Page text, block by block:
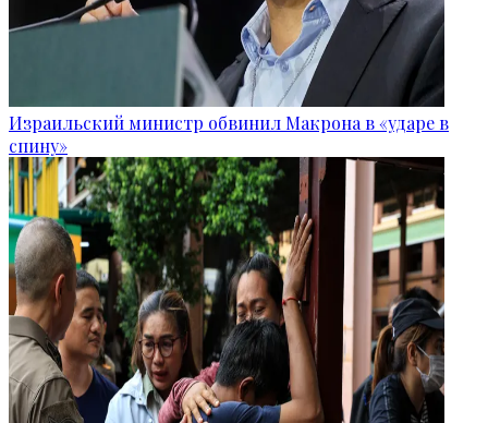
Израильский министр обвинил Макрона в «ударе в
спину»